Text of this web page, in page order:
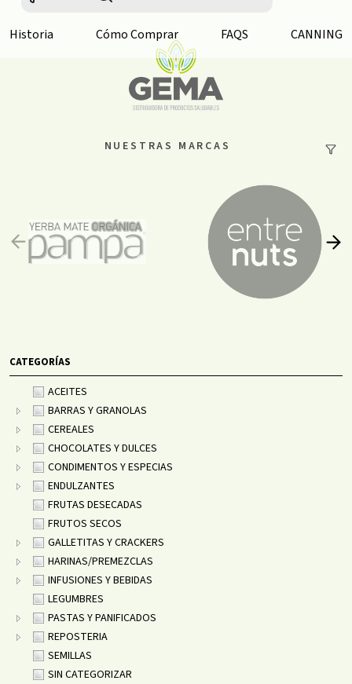
NUESTRAS MARCAS
CATEGORÍAS
ACEITES
BARRAS Y GRANOLAS
CEREALES
CHOCOLATES Y DULCES
CONDIMENTOS Y ESPECIAS
ENDULZANTES
FRUTAS DESECADAS
FRUTOS SECOS
GALLETITAS Y CRACKERS
HARINAS/PREMEZCLAS
INFUSIONES Y BEBIDAS
LEGUMBRES
PASTAS Y PANIFICADOS
REPOSTERIA
SEMILLAS
SIN CATEGORIZAR
Historia Cómo Comprar FAQS CANNING